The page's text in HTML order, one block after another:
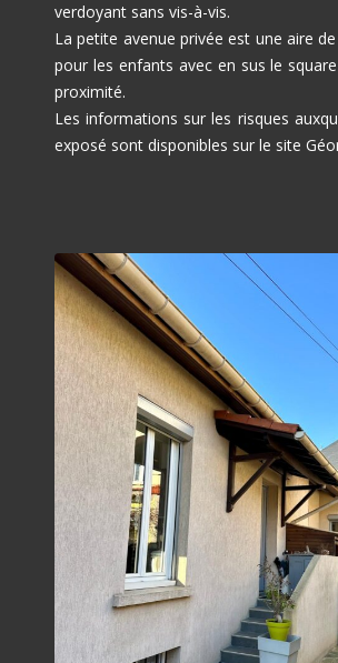
verdoyant sans vis-à-vis.
La petite avenue privée est une aire
pour les enfants avec en sus le
proximité.
Les informations sur les risques
exposé sont disponibles sur le site